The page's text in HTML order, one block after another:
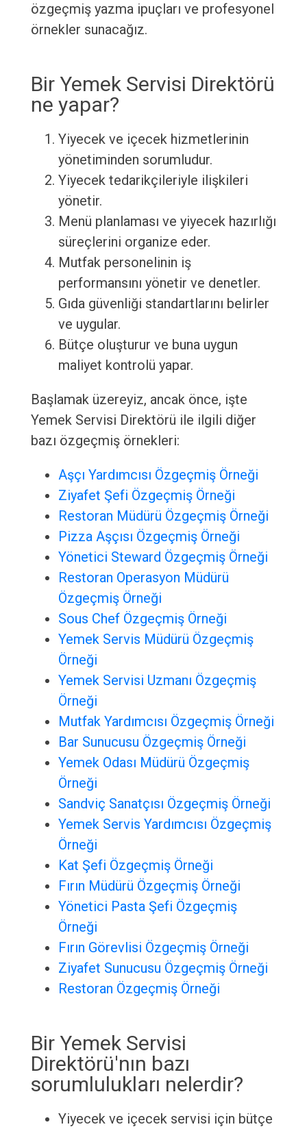
özgeçmiş yazma ipuçları ve profesyonel
örnekler sunacağız.
Bir Yemek Servisi Direktörü
ne yapar?
Yiyecek ve içecek hizmetlerinin
yönetiminden sorumludur.
Yiyecek tedarikçileriyle ilişkileri
yönetir.
Menü planlaması ve yiyecek hazırlığı
süreçlerini organize eder.
Mutfak personelinin iş
performansını yönetir ve denetler.
Gıda güvenliği standartlarını belirler
ve uygular.
Bütçe oluşturur ve buna uygun
maliyet kontrolü yapar.
Başlamak üzereyiz, ancak önce, işte
Yemek Servisi Direktörü ile ilgili diğer
bazı özgeçmiş örnekleri:
Aşçı Yardımcısı Özgeçmiş Örneği
Ziyafet Şefi Özgeçmiş Örneği
Restoran Müdürü Özgeçmiş Örneği
Pizza Aşçısı Özgeçmiş Örneği
Yönetici Steward Özgeçmiş Örneği
Restoran Operasyon Müdürü
Özgeçmiş Örneği
Sous Chef Özgeçmiş Örneği
Yemek Servis Müdürü Özgeçmiş
Örneği
Yemek Servisi Uzmanı Özgeçmiş
Örneği
Mutfak Yardımcısı Özgeçmiş Örneği
Bar Sunucusu Özgeçmiş Örneği
Yemek Odası Müdürü Özgeçmiş
Örneği
Sandviç Sanatçısı Özgeçmiş Örneği
Yemek Servis Yardımcısı Özgeçmiş
Örneği
Kat Şefi Özgeçmiş Örneği
Fırın Müdürü Özgeçmiş Örneği
Yönetici Pasta Şefi Özgeçmiş
Örneği
Fırın Görevlisi Özgeçmiş Örneği
Ziyafet Sunucusu Özgeçmiş Örneği
Restoran Özgeçmiş Örneği
Bir Yemek Servisi
Direktörü'nın bazı
sorumlulukları nelerdir?
Yiyecek ve içecek servisi için bütçe